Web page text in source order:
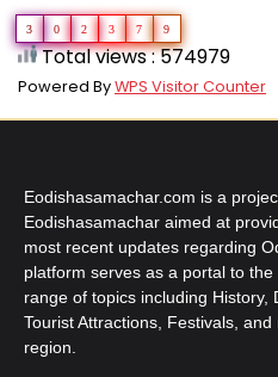
3 0 2 3 7 9
Total views : 574979
Powered ByWPS Visitor Counter
Eodishasamachar.com is a
Eodishasamachar aimed at
most recent updates regarding
platform serves as a portal to
range of topics including History,
Tourist Attractions, Festivals,
region.